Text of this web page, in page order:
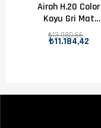
Airoh H.20 Color
Koyu Gri Mat
Motosiklet Kaskı
₺11.184,42
₺13.980,66